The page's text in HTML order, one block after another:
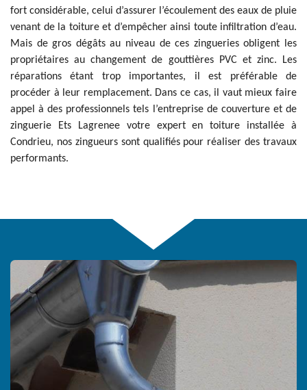
fort considérable, celui d’assurer l’écoulement des eaux de pluie
venant de la toiture et d’empêcher ainsi toute infiltration d’eau.
Mais de gros dégâts au niveau de ces zingueries obligent les
propriétaires au changement de gouttières PVC et zinc. Les
réparations étant trop importantes, il est préférable de
procéder à leur remplacement. Dans ce cas, il vaut mieux faire
appel à des professionnels tels l’entreprise de couverture et de
zinguerie Ets Lagrenee votre expert en toiture installée à
Condrieu, nos zingueurs sont qualifiés pour réaliser des travaux
performants.